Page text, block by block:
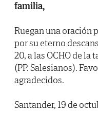
familia,
Ruegan una oración
por su eterno
20, a las OCHO de
(PP. Salesianos).
agradecidos.
Santander, 19 de